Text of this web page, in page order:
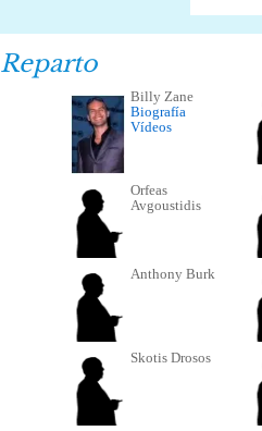
Reparto
Billy Zane
Biografía
Vídeos
Orfeas
Avgoustidis
Anthony Burk
Skotis Drosos